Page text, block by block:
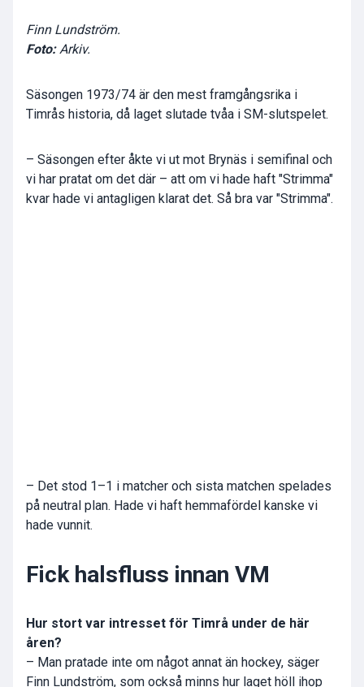
Finn Lundström.
Foto: Arkiv.
Säsongen 1973/74 är den mest framgångsrika i
Timrås historia, då laget slutade tvåa i SM-slutspelet.
– Säsongen efter åkte vi ut mot Brynäs i semifinal och
vi har pratat om det där – att om vi hade haft "Strimma"
kvar hade vi antagligen klarat det. Så bra var "Strimma".
– Det stod 1–1 i matcher och sista matchen spelades
på neutral plan. Hade vi haft hemmafördel kanske vi
hade vunnit.
Fick halsfluss innan VM
Hur stort var intresset för Timrå under de här
åren?
– Man pratade inte om något annat än hockey, säger
Finn Lundström, som också minns hur laget höll ihop